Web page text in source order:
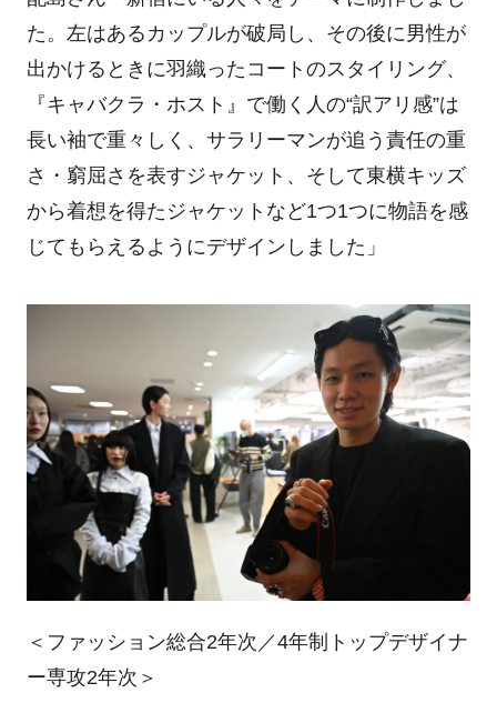
た。左はあるカップルが破局し、その後に男性が
出かけるときに羽織ったコートのスタイリング、
『キャバクラ・ホスト』で働く人の“訳アリ感”は
長い袖で重々しく、サラリーマンが追う責任の重
さ・窮屈さを表すジャケット、そして東横キッズ
から着想を得たジャケットなど1つ1つに物語を感
じてもらえるようにデザインしました」
＜ファッション総合2年次／4年制トップデザイナ
ー専攻2年次＞